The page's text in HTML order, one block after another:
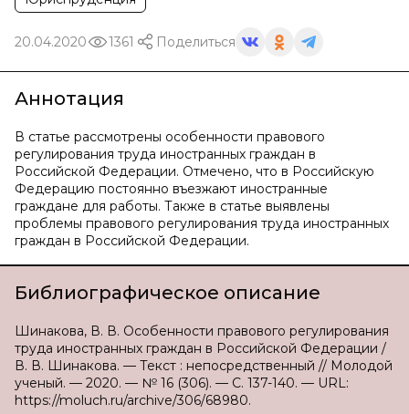
20.04.2020 1361 Поделиться
Аннотация
В статье рассмотрены особенности правового
регулирования труда иностранных граждан в
Российской Федерации. Отмечено, что в Российскую
Федерацию постоянно въезжают иностранные
граждане для работы. Также в статье выявлены
проблемы правового регулирования труда иностранных
граждан в Российской Федерации.
Библиографическое описание
Шинакова, В. В. Особенности правового регулирования
труда иностранных граждан в Российской Федерации /
В. В. Шинакова. — Текст : непосредственный // Молодой
ученый. — 2020. — № 16 (306). — С. 137-140. — URL:
https://moluch.ru/archive/306/68980.